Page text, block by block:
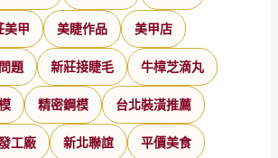
美甲 美睫作品 美甲店
題 新莊接睫毛 牛樟芝滴丸
精密鋼模 台北裝潢推薦
工廠 新北聯誼 平價美食